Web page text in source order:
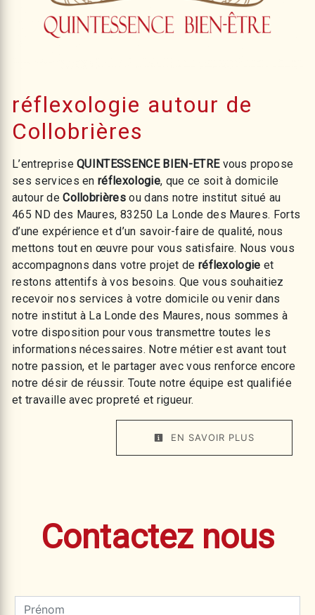
réflexologie autour de
Collobrières
L’entrepriseQUINTESSENCE BIEN-ETREvous propose
ses services enréflexologie, que ce soit à domicile
autour deCollobrières ou dans notre institut situé au
465 ND des Maures, 83250 La Londe des Maures. Forts
d’une expérience et d’un savoir-faire de qualité, nous
mettons tout en œuvre pour vous satisfaire. Nous vous
accompagnons dans votre projet de réflexologie et
restons attentifs à vos besoins. Que vous souhaitiez
recevoir nos services à votre domicile ou venir dans
notre institut à La Londe des Maures, nous sommes à
votre disposition pour vous transmettre toutes les
informations nécessaires. Notre métier est avant tout
notre passion, et le partager avec vous renforce encore
notre désir de réussir. Toute notre équipe est qualifiée
et travaille avec propreté et rigueur.
EN SAVOIR PLUS
Contactez nous